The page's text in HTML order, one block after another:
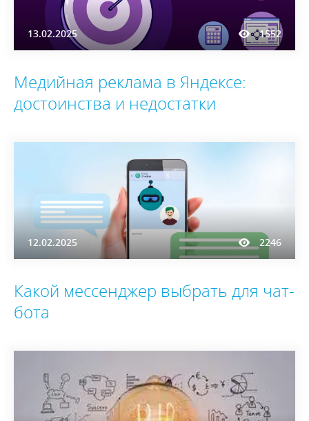
13.02.2025 1552
Медийная реклама в Яндексе:
достоинства и недостатки
12.02.2025 2246
Какой мессенджер выбрать для чат-
бота